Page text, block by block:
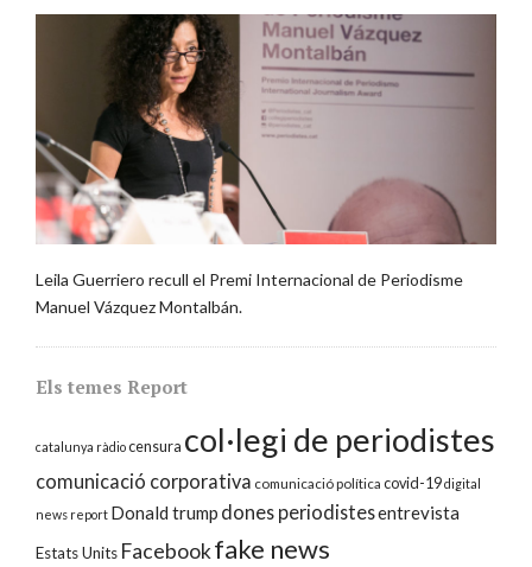
Leila Guerriero recull el Premi Internacional de Periodisme
Manuel Vázquez Montalbán.
Els temes Report
catalunya ràdiocensura col·legi de periodistes
comunicació corporativa comunicació política covid-19digital
news report Donald trump dones periodistesentrevista
Estats Units Facebookfake news